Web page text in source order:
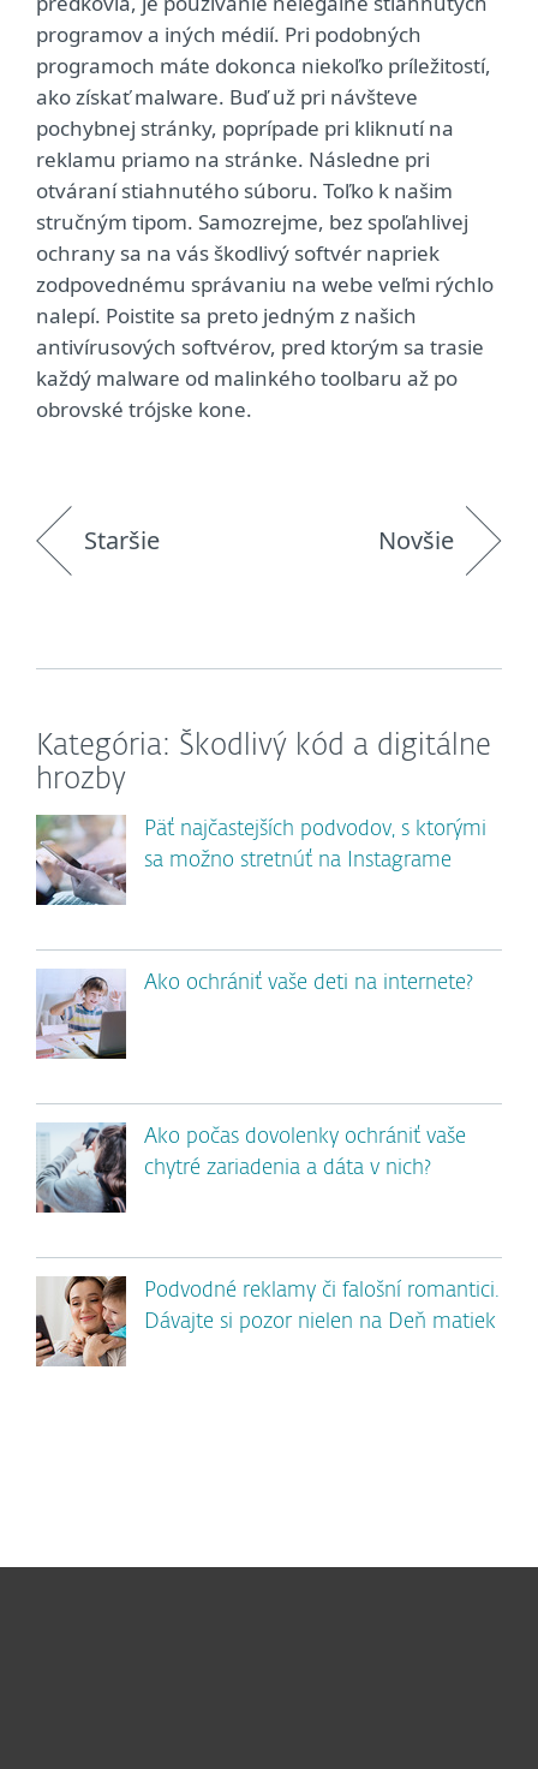
programov a iných médií. Pri podobných
programoch máte dokonca niekoľko príležitostí,
ako získať malware. Buď už pri návšteve
pochybnej stránky, poprípade pri kliknutí na
reklamu priamo na stránke. Následne pri
otváraní stiahnutého súboru. Toľko k našim
stručným tipom. Samozrejme, bez spoľahlivej
ochrany sa na vás škodlivý softvér napriek
zodpovednému správaniu na webe veľmi rýchlo
nalepí. Poistite sa preto jedným z našich
antivírusových softvérov, pred ktorým sa trasie
každý malware od malinkého toolbaru až po
obrovské trójske kone.
Staršie Novšie
Kategória: Škodlivý kód a digitálne
hrozby
Päť najčastejších podvodov, s ktorými
sa možno stretnúť na Instagrame
Ako ochrániť vaše deti na internete?
Ako počas dovolenky ochrániť vaše
chytré zariadenia a dáta v nich?
Podvodné reklamy či falošní romantici.
Dávajte si pozor nielen na Deň matiek